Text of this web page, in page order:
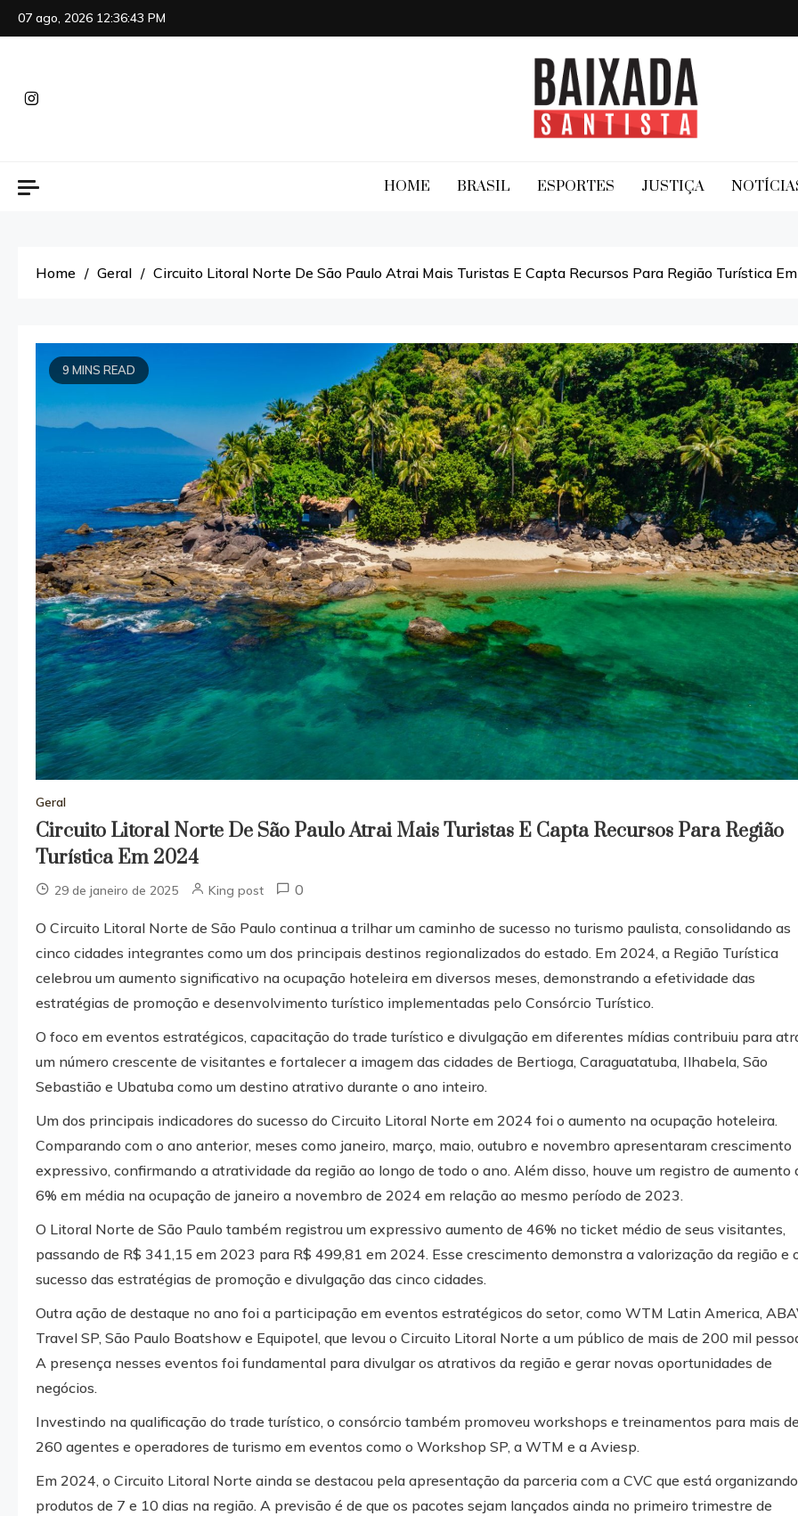
Skip
to
07 ago, 2026 12:36:44 PM
Baixada Santista
HOME BRASIL ESPORTES JUSTIÇA
Home Geral Circuito Litoral Norte De São Paulo Atrai Mais Turistas E Capta Recursos Para Região Turística
9 MINS READ
Geral
Circuito Litoral Norte De São Paulo Atrai Mais Turistas E Capta Recursos Para Região
Turística Em 2024
29 de janeiro de 2025 King post 0
O Circuito Litoral Norte de São Paulo continua a trilhar um caminho de sucesso no turismo paulista, consolidando as
cinco cidades integrantes como um dos principais destinos regionalizados do estado. Em 2024, a Região Turística
celebrou um aumento significativo na ocupação hoteleira em diversos meses, demonstrando a efetividade das
estratégias de promoção e desenvolvimento turístico implementadas pelo Consórcio Turístico.
O foco em eventos estratégicos, capacitação do trade turístico e divulgação em diferentes mídias contribuiu para
um número crescente de visitantes e fortalecer a imagem das cidades de Bertioga, Caraguatatuba, Ilhabela, São
Sebastião e Ubatuba como um destino atrativo durante o ano inteiro.
Um dos principais indicadores do sucesso do Circuito Litoral Norte em 2024 foi o aumento na ocupação hoteleira.
Comparando com o ano anterior, meses como janeiro, março, maio, outubro e novembro apresentaram crescimento
expressivo, confirmando a atratividade da região ao longo de todo o ano. Além disso, houve um registro de aumento
6% em média na ocupação de janeiro a novembro de 2024 em relação ao mesmo período de 2023.
O Litoral Norte de São Paulo também registrou um expressivo aumento de 46% no ticket médio de seus visitantes,
passando de R$ 341,15 em 2023 para R$ 499,81 em 2024. Esse crescimento demonstra a valorização da região e
sucesso das estratégias de promoção e divulgação das cinco cidades.
Outra ação de destaque no ano foi a participação em eventos estratégicos do setor, como WTM Latin America,
Travel SP, São Paulo Boatshow e Equipotel, que levou o Circuito Litoral Norte a um público de mais de 200 mil
A presença nesses eventos foi fundamental para divulgar os atrativos da região e gerar novas oportunidades de
negócios.
Investindo na qualificação do trade turístico, o consórcio também promoveu workshops e treinamentos para mais de
260 agentes e operadores de turismo em eventos como o Workshop SP, a WTM e a Aviesp.
Em 2024, o Circuito Litoral Norte ainda se destacou pela apresentação da parceria com a CVC que está organizando
produtos de 7 e 10 dias na região. A previsão é de que os pacotes sejam lançados ainda no primeiro trimestre de